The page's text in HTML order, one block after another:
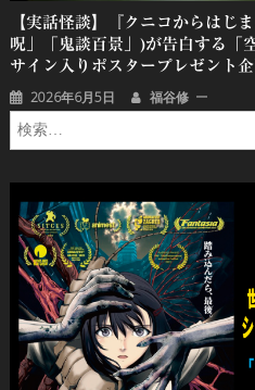
【実話怪談】『クニコからはじ
呪」「鬼談百景」)が告白する「
サイン入りポスタープレゼント
2026年6月5日 福谷修